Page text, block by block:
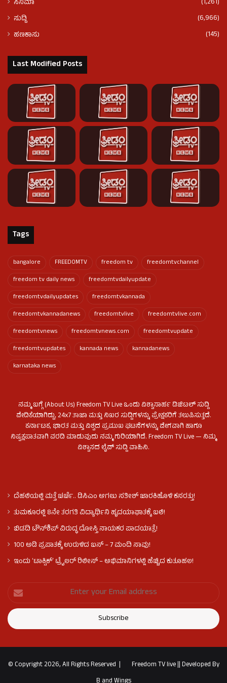
ಸಿನಿಮಾ
ಸುದ್ದಿ
(6,966)
ಹಣಕಾಸು
(145)
Last Modified Posts
Tags
bangalore FREEDOMTV freedom tv
freedomtvchannel
freedom tv daily news
freedomtvdailyupdate
freedomtvdailyupdates
freedomtvkannada
freedomtvkannadanews
freedomtvlive
freedomtvlive.com
freedomtvnews
freedomtvnews.com
freedomtvupdate
freedomtvupdates
kannada news
kannadanews
karnataka news
ನಮ್ಮ ಬಗ್ಗೆ (About Us) Freedom TV Live ಒಂದು ವಿಶ್ವಾಸಾರ್ಹ ಡಿಜಿಟಲ್ ಸುದ್ದಿ
ವೇದಿಕೆಯಾಗಿದ್ದು, 24x7 ತಾಜಾ ಮತ್ತು ನಿಖರ ಸುದ್ದಿಗಳನ್ನು ಪ್ರೇಕ್ಷಕರಿಗೆ ತಲುಪಿಸುತ್ತದೆ.
ಕರ್ನಾಟಕ, ಭಾರತ ಮತ್ತು ವಿಶ್ವದ ಪ್ರಮುಖ ಘಟನೆಗಳನ್ನು ವೇಗವಾಗಿ ಹಾಗೂ
ನಿಷ್ಪಕ್ಷಪಾತವಾಗಿ ವರದಿ ಮಾಡುವುದು ನಮ್ಮ ಗುರಿಯಾಗಿದೆ. Freedom TV Live — ನಿಮ್ಮ
ವಿಶ್ವಾಸದ ಲೈವ್ ಸುದ್ದಿ ವಾಹಿನಿ.
ದೆಹಲಿಯಲ್ಲಿ ಮತ್ತೆ ಚರ್ಚೆ.. ಡಿಸಿಎಂ ಆಗಲು ಸತೀಶ್ ಜಾರಕಿಹೊಳಿ ಕಸರತ್ತು!
ತುಮಕೂರಲ್ಲಿ 8ನೇ ತರಗತಿ ವಿದ್ಯಾರ್ಥಿನಿ ಹೃದಯಾಘಾತಕ್ಕೆ ಬಲಿ!
ಬಿಡದಿ ಟೌನ್‌ಶಿಪ್‌ ವಿರುದ್ಧ ದೋಸ್ತಿ ನಾಯಕರ ಪಾದಯಾತ್ರೆ!
100 ಅಡಿ ಪ್ರಪಾತಕ್ಕೆ ಉರುಳಿದ ಬಸ್‌ – 7 ಮಂದಿ ಸಾವು!
ಇಂದು ʻಟಾಕ್ಸಿಕ್ʼ ಟ್ರೈಲರ್ ರಿಲೀಸ್‌ – ಅಭಿಮಾನಿಗಳಲ್ಲಿ ಹೆಚ್ಚಿದ ಕುತೂಹಲ!
© Copyright 2026, All Rights Reserved | Freedom TV live||Developed By